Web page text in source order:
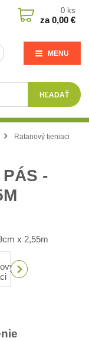
MENU
HĽADAŤ
0 ks
za0,00 €
Ratanový tieniaci
PÁS -